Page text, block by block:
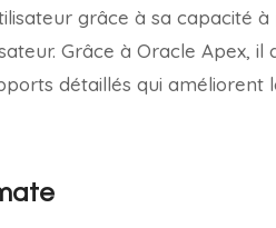
grâce à sa capacité
Grâce à Oracle Apex, il
détaillés qui améliorent